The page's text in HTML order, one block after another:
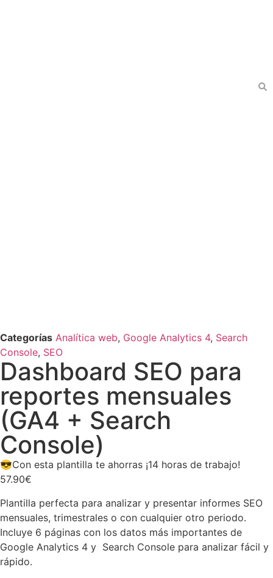
Categorías Analítica web, Google Analytics 4, Search
Console, SEO
Dashboard SEO para
reportes mensuales
(GA4 + Search
Console)
😎Con esta plantilla te ahorras ¡14 horas de trabajo!
57.90€
Plantilla perfecta para analizar y presentar informes SEO
mensuales, trimestrales o con cualquier otro periodo.
Incluye 6 páginas con los datos más importantes de
Google Analytics 4 y Search Console para analizar fácil y
rápido.